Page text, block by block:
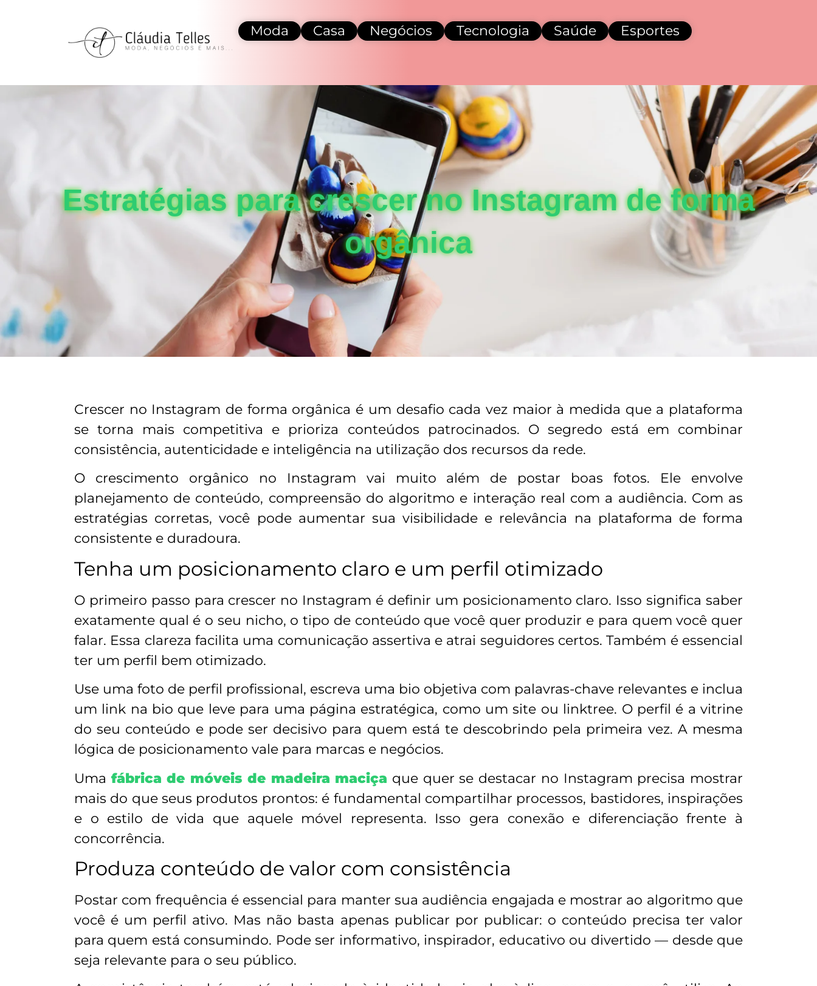
Moda Casa Negócios Tecnologia Saúde Esportes
Estratégias para crescer no Instagram de forma
orgânica
Crescer no Instagram de forma orgânica é um desafio cada vez maior à medida que a plataforma
se torna mais competitiva e prioriza conteúdos patrocinados. O segredo está em combinar
consistência, autenticidade e inteligência na utilização dos recursos da rede.
O crescimento orgânico no Instagram vai muito além de postar boas fotos. Ele envolve
planejamento de conteúdo, compreensão do algoritmo e interação real com a audiência. Com as
estratégias corretas, você pode aumentar sua visibilidade e relevância na plataforma de forma
consistente e duradoura.
Tenha um posicionamento claro e um perfil otimizado
O primeiro passo para crescer no Instagram é definir um posicionamento claro. Isso significa saber
exatamente qual é o seu nicho, o tipo de conteúdo que você quer produzir e para quem você quer
falar. Essa clareza facilita uma comunicação assertiva e atrai seguidores certos. Também é essencial
ter um perfil bem otimizado.
Use uma foto de perfil profissional, escreva uma bio objetiva com palavras-chave relevantes e inclua
um link na bio que leve para uma página estratégica, como um site ou linktree. O perfil é a vitrine
do seu conteúdo e pode ser decisivo para quem está te descobrindo pela primeira vez. A mesma
lógica de posicionamento vale para marcas e negócios.
Uma fábrica de móveis de madeira maciça que quer se destacar no Instagram precisa mostrar
mais do que seus produtos prontos: é fundamental compartilhar processos, bastidores, inspirações
e o estilo de vida que aquele móvel representa. Isso gera conexão e diferenciação frente à
concorrência.
Produza conteúdo de valor com consistência
Postar com frequência é essencial para manter sua audiência engajada e mostrar ao algoritmo que
você é um perfil ativo. Mas não basta apenas publicar por publicar: o conteúdo precisa ter valor
para quem está consumindo. Pode ser informativo, inspirador, educativo ou divertido — desde que
seja relevante para o seu público.